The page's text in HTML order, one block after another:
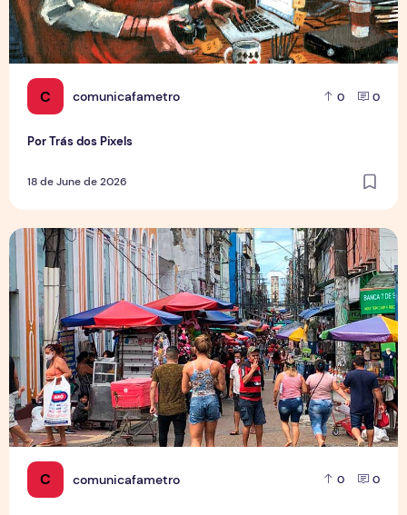
C comunicafametro 0 0
Por Trás dos Pixels
18 de June de 2026
C comunicafametro 0 0
Copa aquece vendas em setores específicos, mas não